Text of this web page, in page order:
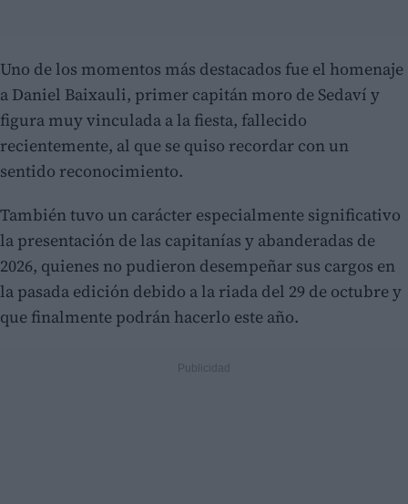
Uno de los momentos más destacados fue el homenaje
a Daniel Baixauli, primer capitán moro de Sedaví y
figura muy vinculada a la fiesta, fallecido
recientemente, al que se quiso recordar con un
sentido reconocimiento.
También tuvo un carácter especialmente significativo
la presentación de las capitanías y abanderadas de
2026, quienes no pudieron desempeñar sus cargos en
la pasada edición debido a la riada del 29 de octubre y
que finalmente podrán hacerlo este año.